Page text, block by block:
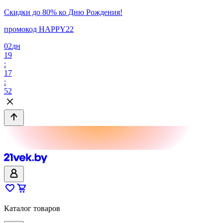
Скидки до 80% ко Дню Рождения!
промокод HAPPY22
02дн
19
:
17
:
52
Каталог товаров